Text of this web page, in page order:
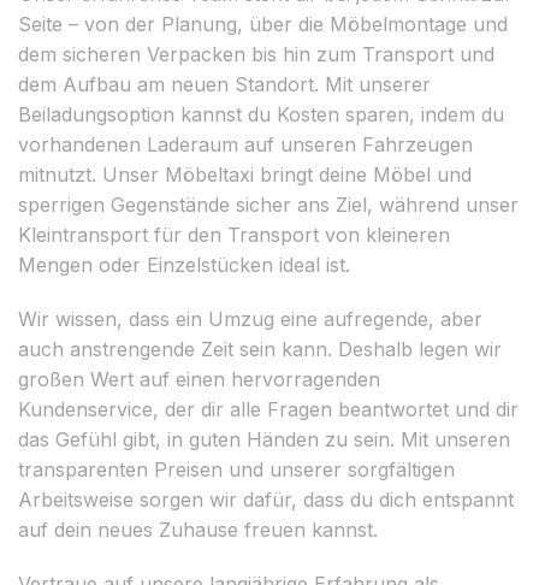
Seite – von der Planung, über die Möbelmontage und
dem sicheren Verpacken bis hin zum Transport und
dem Aufbau am neuen Standort. Mit unserer
Beiladungsoption kannst du Kosten sparen, indem du
vorhandenen Laderaum auf unseren Fahrzeugen
mitnutzt. Unser Möbeltaxi bringt deine Möbel und
sperrigen Gegenstände sicher ans Ziel, während unser
Kleintransport für den Transport von kleineren
Mengen oder Einzelstücken ideal ist.
Wir wissen, dass ein Umzug eine aufregende, aber
auch anstrengende Zeit sein kann. Deshalb legen wir
großen Wert auf einen hervorragenden
Kundenservice, der dir alle Fragen beantwortet und dir
das Gefühl gibt, in guten Händen zu sein. Mit unseren
transparenten Preisen und unserer sorgfältigen
Arbeitsweise sorgen wir dafür, dass du dich entspannt
auf dein neues Zuhause freuen kannst.